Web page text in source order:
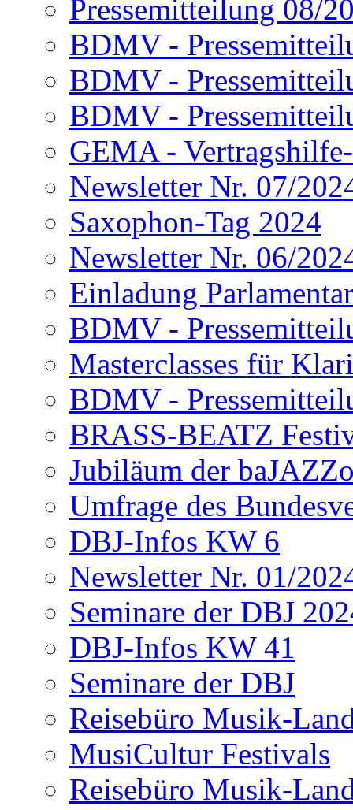
Pressemitteilung 08/
BDMV -
BDMV -
BDMV -
GEMA -
Newsletter Nr. 07/
Saxophon-Tag 2024
Newsletter Nr. 06/
Einladung
BDMV -
Masterclasses für
BDMV -
BRASS-BEATZ
Jubiläum der
Umfrage des
DBJ-Infos KW 6
Newsletter Nr. 01/
Seminare der DBJ
DBJ-Infos KW 41
Seminare der DBJ
Reisebüro Musik-
MusiCultur Festivals
Reisebüro Musik-